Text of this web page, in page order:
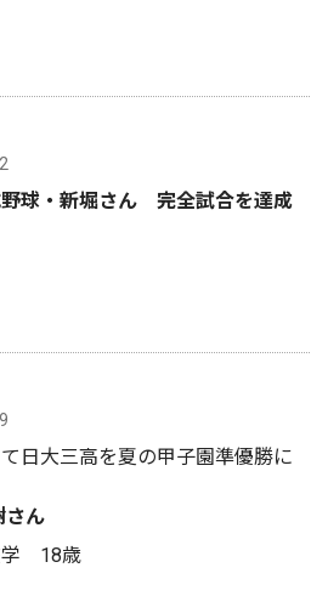
球・新堀さん 完全試合を達成
日大三高を夏の甲子園準優勝に
さん
学 18歳